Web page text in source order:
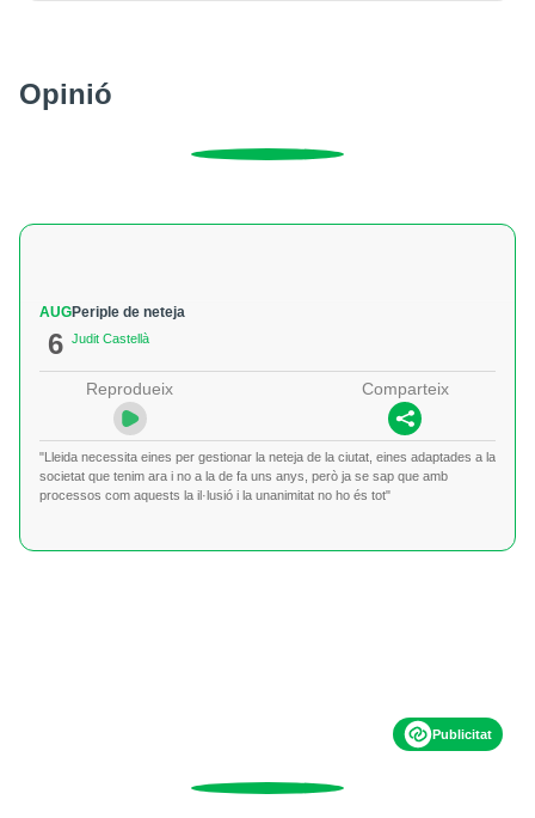
Opinió
AUG
6
Periple de neteja
Judit Castellà
Reprodueix Comparteix
"Lleida necessita eines per gestionar la neteja de la ciutat, eines adaptades a la
societat que tenim ara i no a la de fa uns anys, però ja se sap que amb
processos com aquests la il·lusió i la unanimitat no ho és tot"
Publicitat